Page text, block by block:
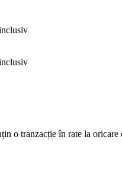
o tranzacție în rate la